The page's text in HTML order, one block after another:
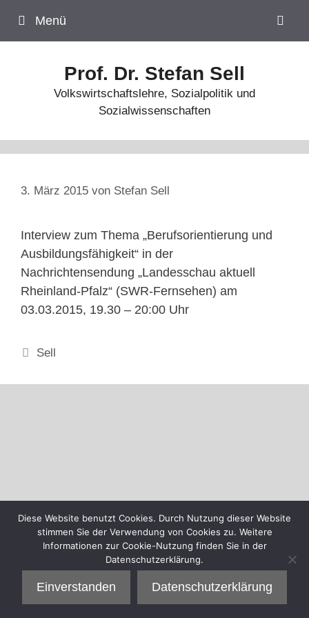
Inhalt
springen
Menü
Prof. Dr. Stefan Sell
Volkswirtschaftslehre, Sozialpolitik und
Sozialwissenschaften
3. März 2015 von Stefan Sell
Interview zum Thema „Berufsorientierung und
Ausbildungsfähigkeit“ in der
Nachrichtensendung „Landesschau aktuell
Rheinland-Pfalz“ (SWR-Fernsehen) am
03.03.2015, 19.30 – 20:00 Uhr
Kategorien
Sell
Diese Website benutzt Cookies. Durch Nutzung dieser Website
stimmen Sie der Verwendung von Cookies zu. Weitere
Informationen zur Cookie-Nutzung finden Sie in der
Datenschutzerklärung.
Einverstanden Datenschutzerklärung